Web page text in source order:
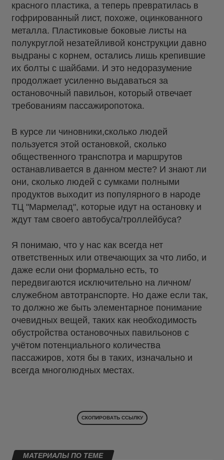
красного пластика, а теперь превратилась в
гофрированный лист, похоже, оцинкованного
металла. Пластиковые боковые листы на
полукруглой незатейливой конструкции давно
выдраны с корнем, остались лишь крепившие
их болты с шайбами. И это недоразумение
продолжает усиленно выдаваться за
остановочный павильон, который отвечает
требованиям пассажиропотока.
В курсе ли чиновники,сколько людей
пользуется этой остановкой, сколько
общественного транспотра и маршрутов
останавливается в данном месте? И знают ли
они, сколько людей с сумками полными
продуктов выходит из популярного в народе
ТЦ "Мармелад", которые идут на остановку и
ждут там своего автобуса/троллейбуса?
Я понимаю, что у нас как всегда нет
ответственных или отвечающих за что либо, и
даже если они формально есть, то
передвигаются исключительно на личном/
служебном автотранспорте. Но даже если так,
то должно же быть элементарное понимание
очевидных вещей, таких как необходимость
обустройства остановочных павильонов с
учётом потенциального количества
пассажиров, хотя бы в таких, изначально и
всегда многолюдных местах.
СКОПИРОВАТЬ ССЫЛКУ
МАТЕРИАЛЫ ПО ТЕМЕ